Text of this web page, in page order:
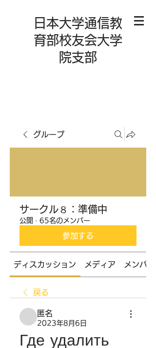
日本大学通信教
育部校友会大学
院支部
グループ
サークル８：準備中
公開 · 65名のメンバー
参加する
ディスカッション メディア メンバー
戻る
匿名
2023年8月6日
Где удалить